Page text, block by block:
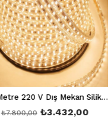
100 Metre 220 V Dış Mekan Silikonlu Günışığı Hortum Led Ct 4553
₺3.432,00
₺7.800,00